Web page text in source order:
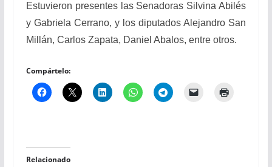
Estuvieron presentes las Senadoras Silvina Abilés
y Gabriela Cerrano, y los diputados Alejandro San
Millán, Carlos Zapata, Daniel Abalos, entre otros.
Compártelo:
Relacionado